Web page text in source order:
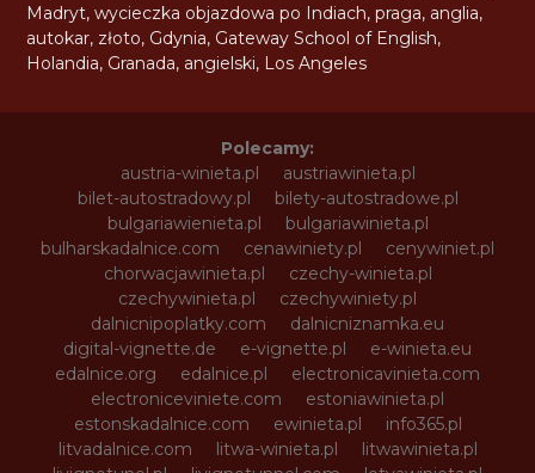
Madryt,wycieczka objazdowa po Indiach,praga, anglia,
autokar, złoto, Gdynia, Gateway School of English,
Holandia, Granada, angielski, Los Angeles
Polecamy:
austria-winieta.pl
austriawinieta.pl
bilet-autostradowy.pl
bilety-autostradowe.pl
bulgariawienieta.pl
bulgariawinieta.pl
bulharskadalnice.com
cenawiniety.pl
cenywiniet.pl
chorwacjawinieta.pl
czechy-winieta.pl
czechywinieta.pl
czechywiniety.pl
dalnicnipoplatky.com
dalnicniznamka.eu
digital-vignette.de
e-vignette.pl
e-winieta.eu
edalnice.org
edalnice.pl
electronicavinieta.com
electroniceviniete.com
estoniawinieta.pl
estonskadalnice.com
ewinieta.pl
info365.pl
litvadalnice.com
litwa-winieta.pl
litwawinieta.pl